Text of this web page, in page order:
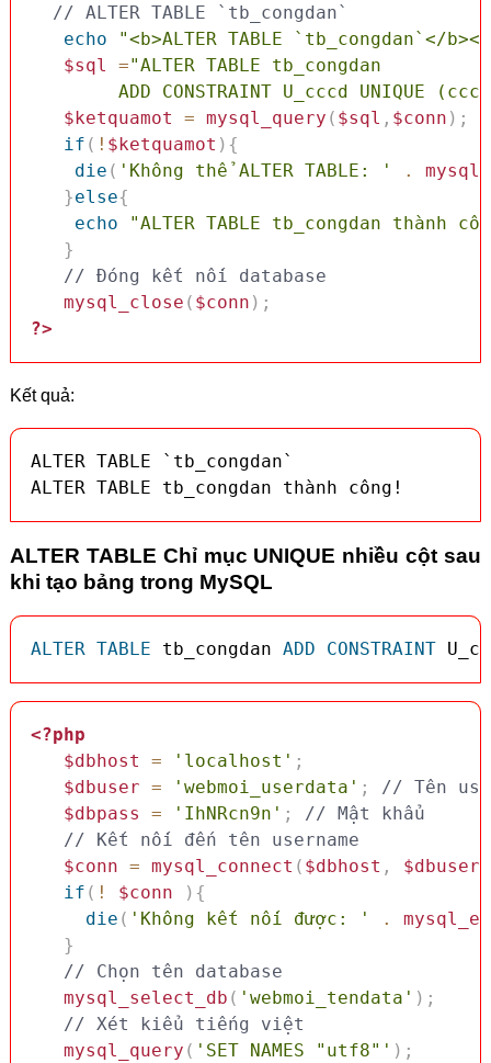
// ALTER TABLE `tb_congdan`
echo
"<b>ALTER TABLE `tb_congdan`</
$sql
="ALTER TABLE tb_congdan
ADD CONSTRAINT U_cccd UNIQUE
$ketquamot
= mysql_query ( $sql , $conn ) ;
if ( ! $ketquamot ) {
die ( 'Không thể ALTER TABLE: ' .
}else{
echo
"ALTER TABLE tb_congdan thành
}
// Đóng kết nối database
mysql_close ( $conn ) ;
?>
Kết quả:
ALTER TABLE `tb_congdan`
ALTER TABLE tb_congdan thành công!
ALTER TABLE Chỉ mục UNIQUE nhiều cột sau
khi tạo bảng trong MySQL
ALTER TABLE tb_congdan ADD CONSTRAINT
<?php
$dbhost
= 'localhost' ;
$dbuser = 'webmoi_userdata' ;
// Tên
$dbpass
= 'IhNRcn9n' ;
// Mật khẩu
// Kết nối đến tên username
$conn = mysql_connect ( $dbhost , $dbuser
if ( ! $conn ) {
die ( 'Không kết nối được: ' .
}
// Chọn tên database
mysql_select_db ( 'webmoi_tendata' ) ;
// Xét kiểu tiếng việt
mysql_query ( 'SET NAMES "utf8"' ) ;